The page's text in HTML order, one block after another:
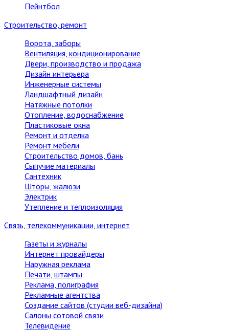
Пейнтбол
Строительство, ремонт
Ворота, заборы
Вентиляция, кондиционирование
Двери, производство и продажа
Дизайн интерьера
Инженерные системы
Ландшафтный дизайн
Натяжные потолки
Отопление, водоснабжение
Пластиковые окна
Ремонт и отделка
Ремонт мебели
Строительство домов, бань
Сыпучие материалы
Сантехник
Шторы, жалюзи
Электрик
Утепление и теплоизоляция
Связь, телекоммуникации, интернет
Газеты и журналы
Интернет провайдеры
Наружная реклама
Печати, штампы
Реклама, полиграфия
Рекламные агентства
Создание сайтов (студии веб-дизайна)
Салоны сотовой связи
Телевидение